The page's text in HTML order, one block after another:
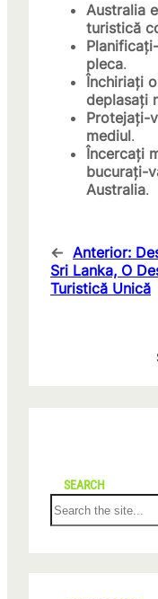
Australia
turistică
pleca.
Închiriați
deplasați
Protejați-
mediul.
Încercați
bucurați-
Australia.
← Anterior:
Sri Lanka, O
Turistică Unică
SEARCH
S
e
r
c